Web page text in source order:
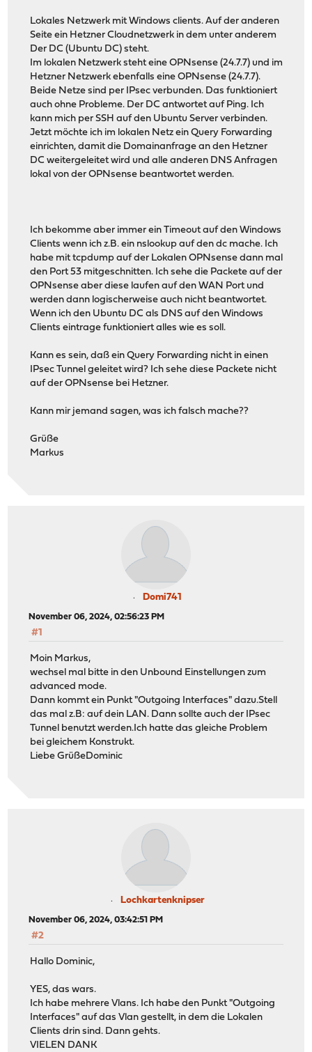
Lokales Netzwerk mit Windows clients. Auf der anderen
Seite ein Hetzner Cloudnetzwerk in dem unter anderem
Der DC (Ubuntu DC) steht.
Im lokalen Netzwerk steht eine OPNsense (24.7.7) und im
Hetzner Netzwerk ebenfalls eine OPNsense (24.7.7).
Beide Netze sind per IPsec verbunden. Das funktioniert
auch ohne Probleme. Der DC antwortet auf Ping. Ich
kann mich per SSH auf den Ubuntu Server verbinden.
Jetzt möchte ich im lokalen Netz ein Query Forwarding
einrichten, damit die Domainanfrage an den Hetzner
DC weitergeleitet wird und alle anderen DNS Anfragen
lokal von der OPNsense beantwortet werden.
Ich bekomme aber immer ein Timeout auf den Windows
Clients wenn ich z.B. ein nslookup auf den dc mache. Ich
habe mit tcpdump auf der Lokalen OPNsense dann mal
den Port 53 mitgeschnitten. Ich sehe die Packete auf der
OPNsense aber diese laufen auf den WAN Port und
werden dann logischerweise auch nicht beantwortet.
Wenn ich den Ubuntu DC als DNS auf den Windows
Clients eintrage funktioniert alles wie es soll.
Kann es sein, daß ein Query Forwarding nicht in einen
IPsec Tunnel geleitet wird? Ich sehe diese Packete nicht
auf der OPNsense bei Hetzner.
Kann mir jemand sagen, was ich falsch mache??
Grüße
Markus
Domi741
November 06, 2024, 02:56:23 PM
#1
Moin Markus,
wechsel mal bitte in den Unbound Einstellungen zum
advanced mode.
Dann kommt ein Punkt "Outgoing Interfaces" dazu.Stell
das mal z.B: auf dein LAN. Dann sollte auch der IPsec
Tunnel benutzt werden.Ich hatte das gleiche Problem
bei gleichem Konstrukt.
Liebe GrüßeDominic
Lochkartenknipser
November 06, 2024, 03:42:51 PM
#2
Hallo Dominic,
YES, das wars.
Ich habe mehrere Vlans. Ich habe den Punkt "Outgoing
Interfaces" auf das Vlan gestellt, in dem die Lokalen
Clients drin sind. Dann gehts.
VIELEN DANK